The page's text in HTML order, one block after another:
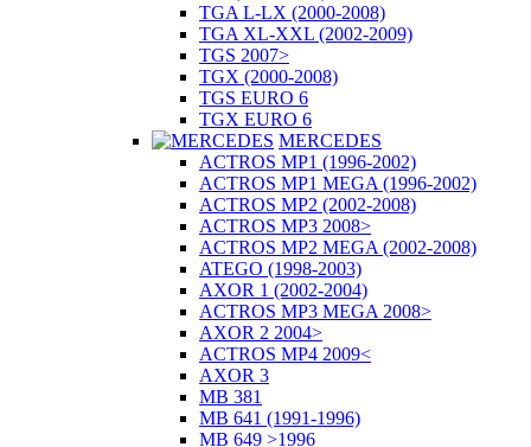
TGA L-LX (2000-2008)
TGA XL-XXL (2002-2009)
TGS 2007>
TGX (2000-2008)
TGS EURO 6
TGX EURO 6
MERCEDES
ACTROS MP1 (1996-2002)
ACTROS MP1 MEGA (1996-2002)
ACTROS MP2 (2002-2008)
ACTROS MP3 2008>
ACTROS MP2 MEGA (2002-2008)
ATEGO (1998-2003)
AXOR 1 (2002-2004)
ACTROS MP3 MEGA 2008>
AXOR 2 2004>
ACTROS MP4 2009<
AXOR 3
MB 381
MB 641 (1991-1996)
MB 649 >1996